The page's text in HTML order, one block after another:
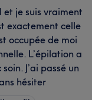
et je suis vraiment
exactement celle
occupée de moi
L’épilation a
J’ai passé un
hésiter